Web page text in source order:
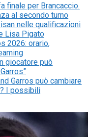
finale per Brancaccio.
al secondo turno
nelle qualificazioni
Lisa Pigato
2026: orario,
giocatore può
Garros può cambiare
I possibili